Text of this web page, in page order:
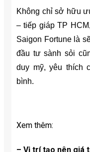
Không chỉ sở hữu
– tiếp giáp TP
Saigon Fortune là
đầu tư sành sỏi
duy mỹ, yêu thích
bình.
Xem thêm:
– Vị trí tạo nên giá